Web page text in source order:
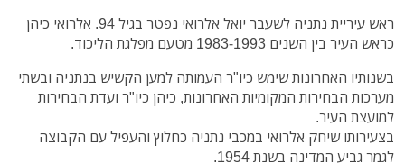
ראש עיריית נתניה לשעבר יואל אלרואי נפטר בגיל 94. אלרואי כיהן
כראש העיר בין השנים 1983-1993 מטעם מפלגת הליכוד.
בשנותיו האחרונות שימש כיו"ר העמותה למען הקשיש בנתניה ובשתי
מערכות הבחירות המקומיות האחרונות, כיהן כיו"ר ועדת הבחירות
למועצת העיר.
בצעירותו שיחק אלרואי במכבי נתניה כחלוץ והעפיל עם הקבוצה
לגמר גביע המדינה בשנת 1954.